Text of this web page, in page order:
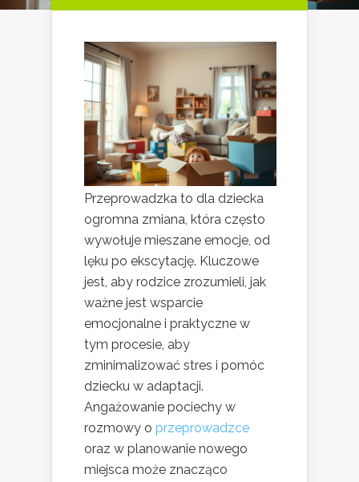
Przeprowadzka to dla dziecka
ogromna zmiana, która często
wywołuje mieszane emocje, od
lęku po ekscytację. Kluczowe
jest, aby rodzice zrozumieli, jak
ważne jest wsparcie
emocjonalne i praktyczne w
tym procesie, aby
zminimalizować stres i pomóc
dziecku w adaptacji.
Angażowanie pociechy w
rozmowy o przeprowadzce
oraz w planowanie nowego
miejsca może znacząco